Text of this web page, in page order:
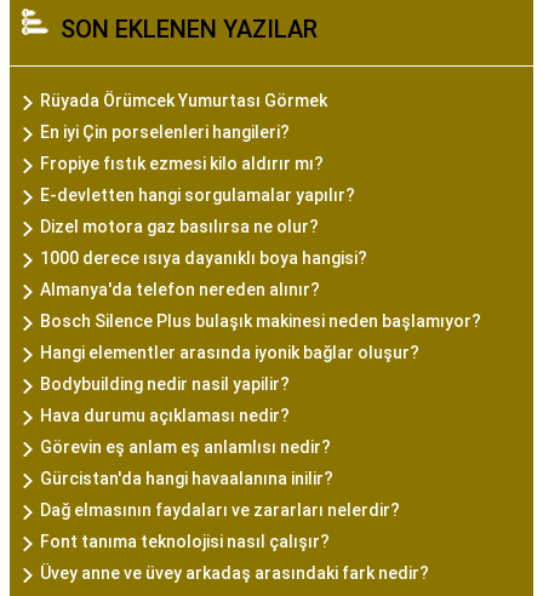
SON EKLENEN YAZILAR
Rüyada Örümcek Yumurtası Görmek
En iyi Çin porselenleri hangileri?
Fropiye fıstık ezmesi kilo aldırır mı?
E-devletten hangi sorgulamalar yapılır?
Dizel motora gaz basılırsa ne olur?
1000 derece ısıya dayanıklı boya hangisi?
Almanya'da telefon nereden alınır?
Bosch Silence Plus bulaşık makinesi neden başlamıyor?
Hangi elementler arasında iyonik bağlar oluşur?
Bodybuilding nedir nasil yapilir?
Hava durumu açıklaması nedir?
Görevin eş anlam eş anlamlısı nedir?
Gürcistan'da hangi havaalanına inilir?
Dağ elmasının faydaları ve zararları nelerdir?
Font tanıma teknolojisi nasıl çalışır?
Üvey anne ve üvey arkadaş arasındaki fark nedir?